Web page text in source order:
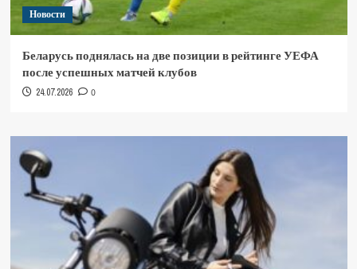
Новости
Беларусь поднялась на две позиции в рейтинге УЕФА
после успешных матчей клубов
24.07.2026 0